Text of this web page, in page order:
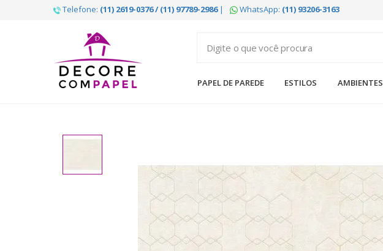
Telefone: (11) 2619-0376 / (11) 97789-2986| WhatsApp: (11) 93206-3163
PAPEL DE PAREDE ESTILOS AMBIENTES
Decore
com
papel
pioneira
em